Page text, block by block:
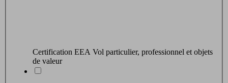
Certification EEA Vol particulier, professionnel et objets
de valeur